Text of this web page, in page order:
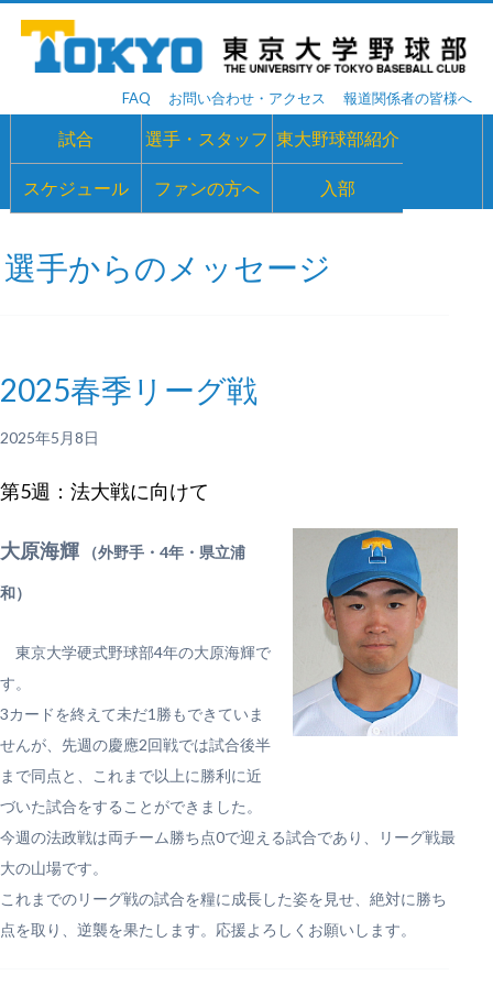
FAQ お問い合わせ・アクセス 報道関係者の皆様へ
試合 選手・スタッフ 東大野球部紹介
スケジュール ファンの方へ 入部
選手からのメッセージ
2025春季リーグ戦
2025年5月8日
第5週：法大戦に向けて
大原海輝 （外野手・4年・県立浦
和）
東京大学硬式野球部4年の大原海輝で
す。
3カードを終えて未だ1勝もできていま
せんが、先週の慶應2回戦では試合後半
まで同点と、これまで以上に勝利に近
づいた試合をすることができました。
今週の法政戦は両チーム勝ち点0で迎える試合であり、リーグ戦最
大の山場です。
これまでのリーグ戦の試合を糧に成長した姿を見せ、絶対に勝ち
点を取り、逆襲を果たします。応援よろしくお願いします。